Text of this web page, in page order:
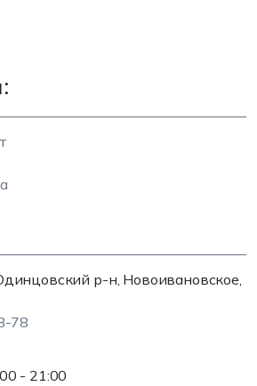
р-н, Новоивановское,
78
- 21:00